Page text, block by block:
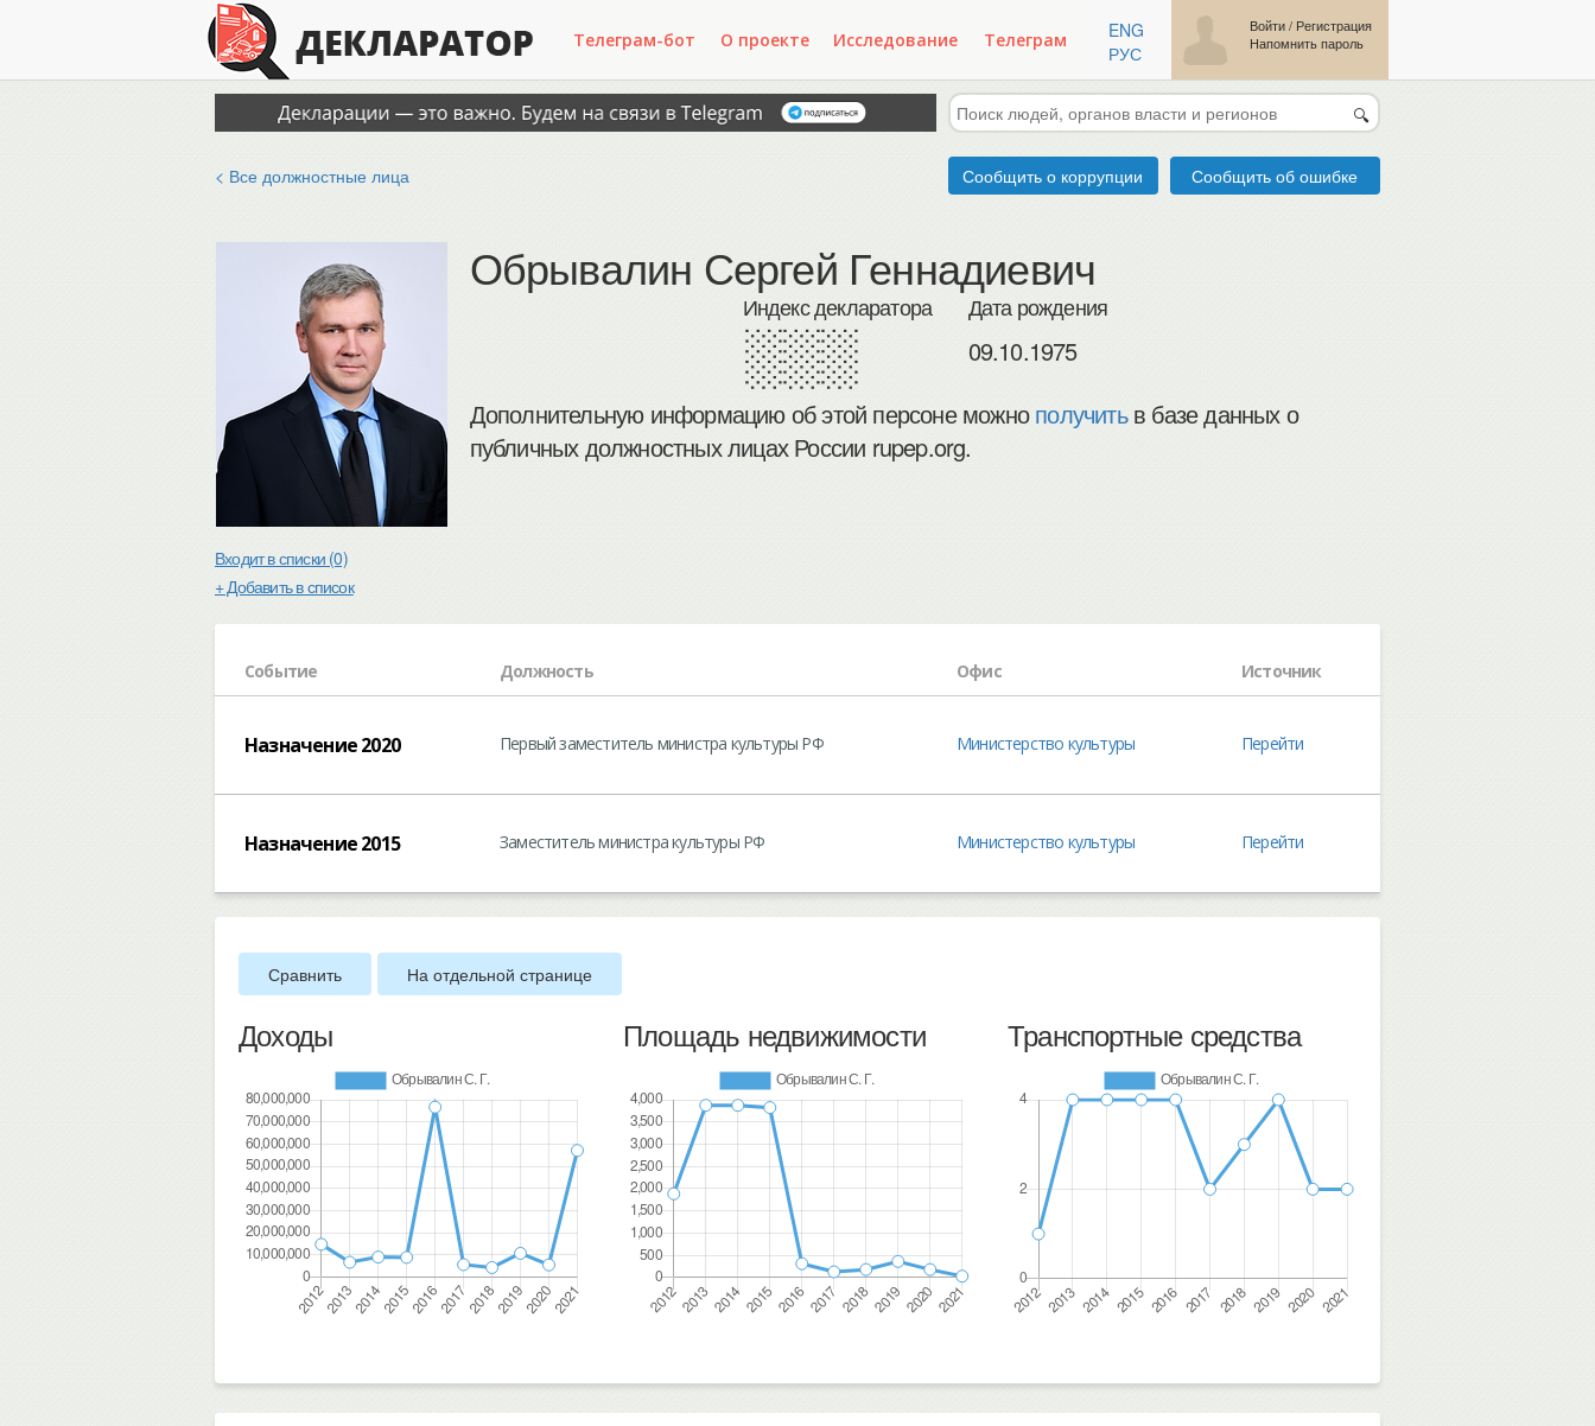
Телеграм-бот О проекте Исследование Телеграм
ENG
РУС
Войти/ Регистрация
Напомнить пароль
🔍
< Все должностные лица Сообщить о коррупции Сообщить об ошибке
Входит в списки (0)
+ Добавить в список
Обрывалин Сергей Геннадиевич
Индекс декларатора
░░░
Дата рождения
09.10.1975
Дополнительную информацию об этой персоне можнополучитьв базе данных о
публичных должностных лицах России rupep.org.
Событие Должность Офис Источник
Назначение 2020 Первый заместитель министра культуры РФ Министерство культуры Перейти
Назначение 2015 Заместитель министра культуры РФ Министерство культуры Перейти
Сравнить На отдельной странице
Доходы Площадь недвижимости Транспортные средства